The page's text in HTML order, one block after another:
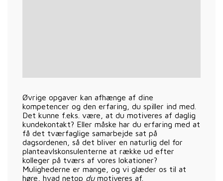
Øvrige opgaver kan afhænge af dine
kompetencer og den erfaring, du spiller ind med.
Det kunne f.eks. være, at du motiveres af daglig
kundekontakt? Eller måske har du erfaring med at
få det tværfaglige samarbejde sat på
dagsordenen, så det bliver en naturlig del for
planteavlskonsulenterne at række ud efter
kolleger på tværs af vores lokationer?
Mulighederne er mange, og vi glæder os til at
høre, hvad netop dumotiveres af.